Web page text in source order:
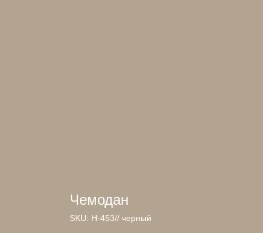
Чемодан
SKU: Н-453// черный